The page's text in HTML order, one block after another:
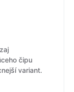
čipu
variant.